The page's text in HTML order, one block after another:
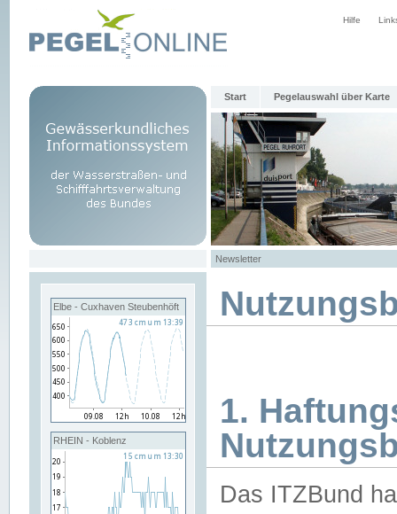
Hilfe
Start Pegelauswahl über Karte
Newsletter
Elbe - Cuxhaven Steubenhöft
RHEIN - Koblenz
1.
Das ITZBund